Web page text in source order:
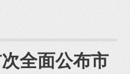
全面公布市